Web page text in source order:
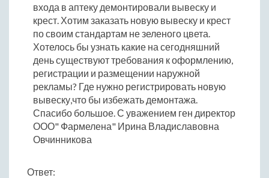
входа в аптеку демонтировали вывеску и
крест. Хотим заказать новую вывеску и крест
по своим стандартам не зеленого цвета.
Хотелось бы узнать какие на сегодняшний
день существуют требования к оформлению,
регистрации и размещении наружной
рекламы? Где нужно регистрировать новую
вывеску,что бы избежать демонтажа.
Спасибо большое. С уважением ген директор
ООО" Фармелена" Ирина Владиславовна
Овчинникова
Ответ: